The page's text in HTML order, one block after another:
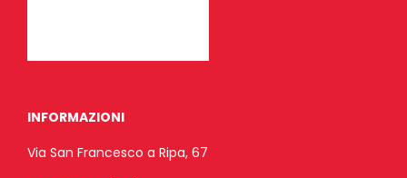
INFORMAZIONI
Via San Francesco a Ripa, 67